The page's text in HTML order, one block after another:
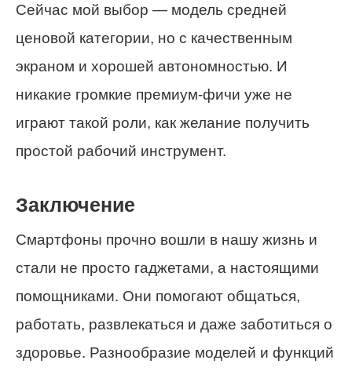
Сейчас мой выбор — модель средней
ценовой категории, но с качественным
экраном и хорошей автономностью. И
никакие громкие премиум-фичи уже не
играют такой роли, как желание получить
простой рабочий инструмент.
Заключение
Смартфоны прочно вошли в нашу жизнь и
стали не просто гаджетами, а настоящими
помощниками. Они помогают общаться,
работать, развлекаться и даже заботиться о
здоровье. Разнообразие моделей и функций